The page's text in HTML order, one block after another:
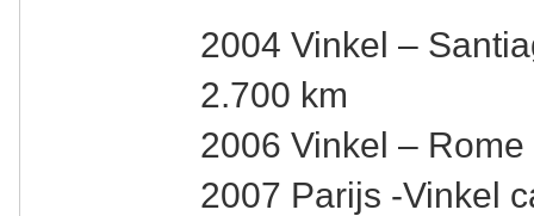
2004 Vinkel –
2.700 km
2006 Vinkel –
2007 Parijs -Vinkel